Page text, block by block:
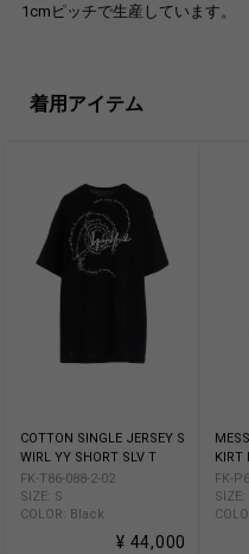
1cmピッチで生産しています。
着用アイテム
COTTON SINGLE JERSEY S
WIRL YY SHORT SLV T
FK-T86-088-2-02
SIZE: S
COLOR: Black
¥ 44,000
KIRT
FK-
SIZE: